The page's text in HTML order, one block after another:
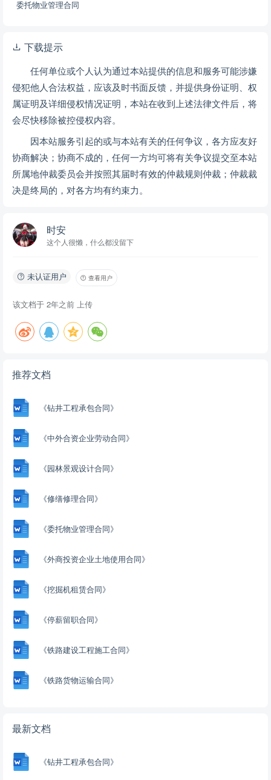
委托物业管理合同
下载提示
任何单位或个人认为通过本站提供的信息和服务可能涉嫌
侵犯他人合法权益，应该及时书面反馈，并提供身份证明、权
属证明及详细侵权情况证明，本站在收到上述法律文件后，将
会尽快移除被控侵权内容。
因本站服务引起的或与本站有关的任何争议，各方应友好
协商解决；协商不成的，任何一方均可将有关争议提交至本站
所属地仲裁委员会并按照其届时有效的仲裁规则仲裁；仲裁裁
决是终局的，对各方均有约束力。
时安
这个人很懒，什么都没留下
未认证用户 查看用户
该文档于 2年之前 上传
推荐文档
《钻井工程承包合同》
《中外合资企业劳动合同》
《园林景观设计合同》
《修缮修理合同》
《委托物业管理合同》
《外商投资企业土地使用合同》
《挖掘机租赁合同》
《停薪留职合同》
《铁路建设工程施工合同》
《铁路货物运输合同》
最新文档
《钻井工程承包合同》